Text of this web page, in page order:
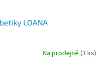
LOANA
Na prodejně (3 ks)